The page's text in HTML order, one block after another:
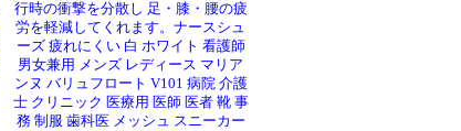
行時の衝撃を分散し 足・膝・腰の疲
労を軽減してくれます。ナースシュ
ーズ 疲れにくい 白 ホワイト 看護師
男女兼用 メンズ レディース マリア
ンヌ バリュフロート V101 病院 介護
士 クリニック 医療用 医師 医者 靴 事
務 制服 歯科医 メッシュ スニーカー